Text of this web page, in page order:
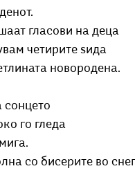
гласови на деца
четирите ѕида
новородена.
сонцето
го гледа
со бисерите во